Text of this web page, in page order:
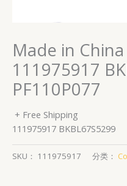
Made in
111975917
PF110P077
+ Free Shipping
111975917 BKBL67S5299
SKU： 111975917 分类：